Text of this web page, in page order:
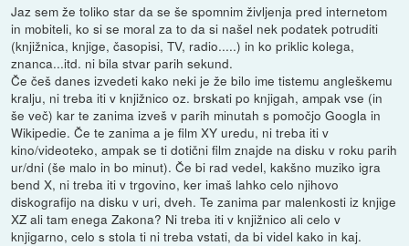
Jaz sem že toliko star da se še spomnim življenja pred internetom
in mobiteli, ko si se moral za to da si našel nek podatek potruditi
(knjižnica, knjige, časopisi, TV, radio.....) in ko priklic kolega,
znanca...itd. ni bila stvar parih sekund.
Če češ danes izvedeti kako neki je že bilo ime tistemu angleškemu
kralju, ni treba iti v knjižnico oz. brskati po knjigah, ampak vse (in
še več) kar te zanima izveš v parih minutah s pomočjo Googla in
Wikipedie. Če te zanima a je film XY uredu, ni treba iti v
kino/videoteko, ampak se ti dotični film znajde na disku v roku parih
ur/dni (še malo in bo minut). Če bi rad vedel, kakšno muziko igra
bend X, ni treba iti v trgovino, ker imaš lahko celo njihovo
diskografijo na disku v uri, dveh. Te zanima par malenkosti iz knjige
XZ ali tam enega Zakona? Ni treba iti v knjižnico ali celo v
knjigarno, celo s stola ti ni treba vstati, da bi videl kako in kaj.